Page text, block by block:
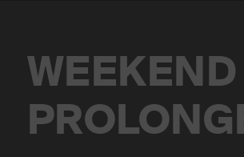
WEEKEND